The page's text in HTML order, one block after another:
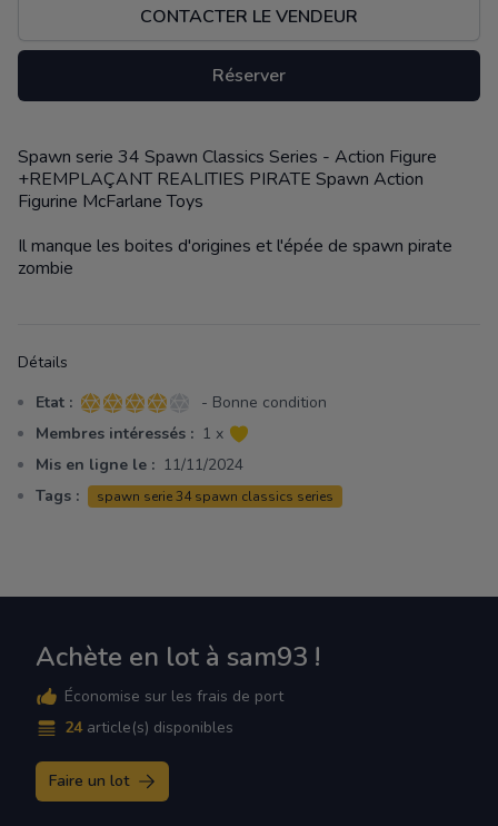
CONTACTER LE VENDEUR
Réserver
Description
Spawn serie 34 Spawn Classics Series - Action Figure
+REMPLAÇANT REALITIES PIRATE Spawn Action
Figurine McFarlane Toys
Il manque les boites d'origines et l'épée de spawn pirate
zombie
Détails
Etat : 4 sur 5 étoiles
- Bonne condition
Membres intéressés : 1 x
Mis en ligne le : 11/11/2024
Tags :
spawn serie 34 spawn classics series
Achète en lot à sam93 !
Économise sur les frais de port
24 article(s) disponibles
Faire un lot